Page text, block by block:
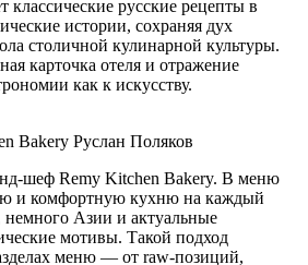
русские рецепты в
истории, сохраняя дух
столичной кулинарной культуры.
карточка отеля и отражение
как к искусству.
Bakery Руслан Поляков
шеф Remy Kitchen Bakery. В меню
и комфортную кухню на каждый
Азии и актуальные
мотивы. Такой подход
меню — от raw-позиций,